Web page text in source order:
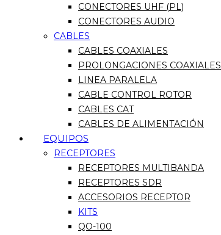
CONECTORES UHF (PL)
CONECTORES AUDIO
CABLES
CABLES COAXIALES
PROLONGACIONES COAXIALES
LINEA PARALELA
CABLE CONTROL ROTOR
CABLES CAT
CABLES DE ALIMENTACIÓN
EQUIPOS
RECEPTORES
RECEPTORES MULTIBANDA
RECEPTORES SDR
ACCESORIOS RECEPTOR
KITS
QO-100